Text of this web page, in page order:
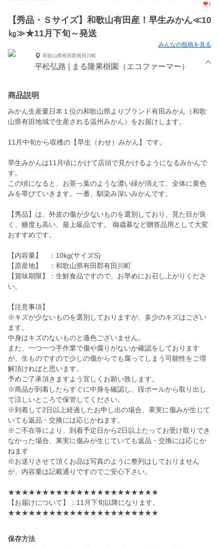
1
【秀品・Ｓサイズ】和歌山有田産！早生みかん≪10
㎏≫★11月下旬～発送
みんなの投稿を見る
和歌山県有田郡有田川町
平松弘路 | まる隆果樹園（エコファーマー）
商品説明
みかん生産量日本１位の和歌山県よりブランド有田みかん（和歌
山県有田地域で生産される温州みかん）をお届けします。
11月中旬から収穫の【早生（わせ）みかん】です。
早生みかんは11月頃にかけて店頭で見かけるようになるみかんで
す。
この頃になると、お茶っ葉のような濃い緑が消えて、全体に黄色
みを帯びていきます。一番、馴染み深いみかんです。
【秀品】は、外皮の傷が少ないものを選別しており、見た目が良
く、糖度も高い、最上級品です。 御歳暮など贈答品用として大変
おすすめです。
【内容量】 ：10kg(サイズS)
【原産地】 ：和歌山県有田郡有田川町
【賞味期限】：生鮮食品ですので、お早めにお召し上がりくださ
い。
【注意事項】
※キズが少ないものを選別しておりますが、多少のキズはござい
ます。
中身はキズのないものと遜色ございません。
また、一つ一つ手作業で傷や腐りがないか確認をしております
が、生ものですので少しの傷からでも腐ってしまう可能性をご理
解頂ければと思います。
予めご了承頂きますよう宜しくお願い致します。
※商品が到着したらすぐに中身を確認し、段ボールから取り出し
て涼しいところで保管してください。
※到着して2日以上経過したお申し出の場合、果実に傷みが生じて
いても返品・交換には応じかねます。
※ご不在等により、到着予定日から2日以上たってお受け取りでき
なかった場合、果実に傷みが生じていても返品・交換には応じか
ねます
※お送りさせて頂くお品は写真のように整列はしておりません
が、内容量は記載通りですのでご安心下さい。
★★★★★★★★★★★★★★★★★★★★★★
【お届けについて】：11月下旬以降になります。
★★★★★★★★★★★★★★★★★★★★★★
保存方法